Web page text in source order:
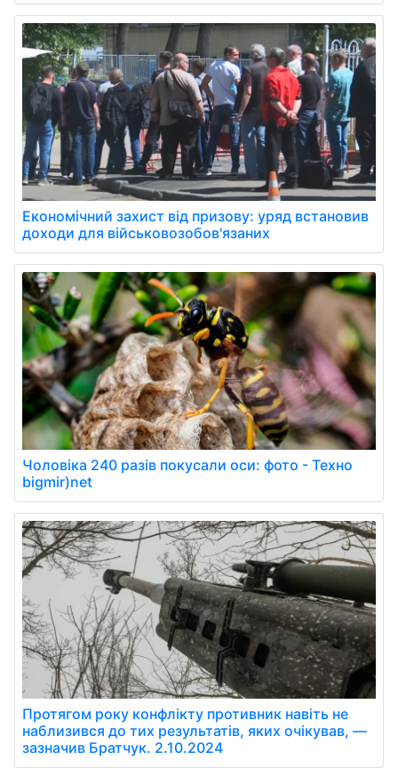
Економічний захист від призову: уряд встановив
доходи для військовозобов'язаних
Чоловіка 240 разів покусали оси: фото - Техно
bigmir)net
Протягом року конфлікту противник навіть не
наблизився до тих результатів, яких очікував, —
зазначив Братчук. 2.10.2024